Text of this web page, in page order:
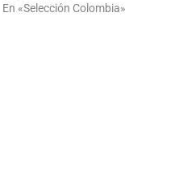
En «Selección Colombia»